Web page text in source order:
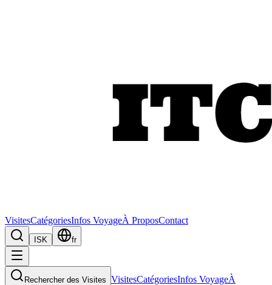
VisitesCatégoriesInfos VoyageÀ ProposContact
ISK fr
Rechercher des Visites VisitesCatégoriesInfos VoyageÀ